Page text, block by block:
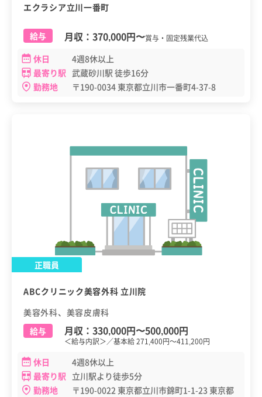
エクラシア立川一番町
給与 月収： 370,000円〜賞与・固定残業代込
休日
4週8休以上
最寄り駅 武蔵砂川駅 徒歩16分
勤務地
〒190-0034 東京都立川市一番町4-37-8
正職員
ABCクリニック美容外科 立川院
美容外科、美容皮膚科
給与
月収： 330,000円〜500,000円
＜給与内訳＞／基本給 271,400円～411,200円
休日
4週8休以上
最寄り駅 立川駅より徒歩5分
勤務地
〒190-0022 東京都立川市錦町1-1-23 東京都